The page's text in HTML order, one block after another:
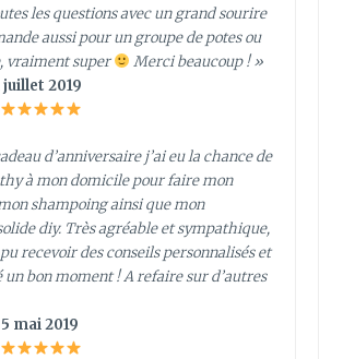
les questions avec un grand sourire
aussi pour un groupe de potes ou
vraiment super
Merci beaucoup ! »
juillet 2019
d’anniversaire j’ai eu la chance de
à mon domicile pour faire mon
shampoing ainsi que mon
diy. Très agréable et sympathique,
recevoir des conseils personnalisés et
un bon moment ! A refaire sur d’autres
mai 2019